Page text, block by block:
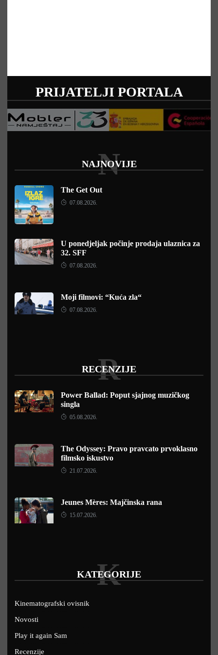
PRIJATELJI PORTALA
NAJNOVIJE
N
The Get Out
07.08.2026.
U ponedjeljak počinje prodaja ulaznica za
32. SFF
07.08.2026.
Moji filmovi: “Kuća zla“
07.08.2026.
RECENZIJE
R
Power Ballad: Poput sjajnog muzičkog
singla
05.08.2026.
The Odyssey: Pravo pravcato prvoklasno
filmsko iskustvo
21.07.2026.
Jeunes Mères: Majčinska rana
15.07.2026.
KATEGORIJE
K
Kinematografski ovisnik
Novosti
Play it again Sam
Recenzije